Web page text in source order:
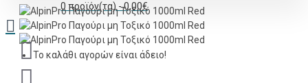
0 προϊόν(τα) - 0,00€
Το καλάθι αγορών είναι άδειο!